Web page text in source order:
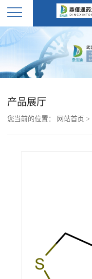
公
产品展厅
您当前的位置： 网站首页 >